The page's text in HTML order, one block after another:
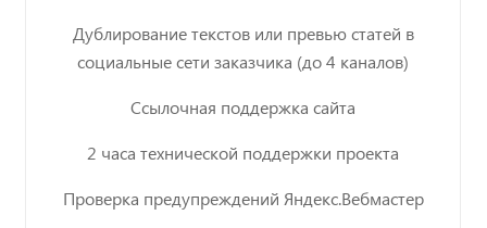
Дублирование текстов или превью статей в
социальные сети заказчика (до 4 каналов)
Ссылочная поддержка сайта
2 часа технической поддержки проекта
Проверка предупреждений Яндекс.Вебмастер